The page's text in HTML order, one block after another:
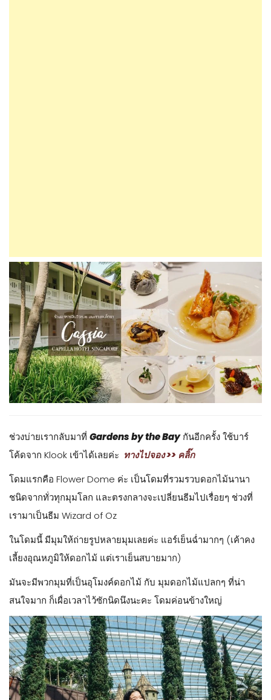
ช่วงบ่ายเรากลับมาที่ Gardens by the Bay กันอีกครั้ง ใช้บาร์
โค้ดจาก Klook เข้าได้เลยค่ะ ทางไปจอง >> คลิ๊ก
โดมแรกคือ Flower Dome ค่ะ เป็นโดมที่รวมรวบดอกไม้นานา
ชนิดจากทั่วทุกมุมโลก และตรงกลางจะเปลี่ยนธีมไปเรื่อยๆ ช่วงที่
เรามาเป็นธีม Wizard of Oz
ในโดมนี้ มีมุมให้ถ่ายรูปหลายมุมเลยค่ะ แอร์เย็นฉ่ำมากๆ (เค้าคง
เลี้ยงอุณหภูมิให้ดอกไม้ แต่เราเย็นสบายมาก)
มันจะมีพวกมุมที่เป็นอุโมงค์ดอกไม้ กับ มุมดอกไม้แปลกๆ ที่น่า
สนใจมาก ก็เผื่อเวลาไว้ซักนิดนึงนะคะ โดมค่อนข้างใหญ่